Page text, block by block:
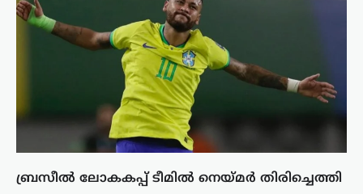
ബ്രസീൽ ലോകകപ്പ് ടീമിൽ നെയ്മർ തിരിച്ചെത്തി